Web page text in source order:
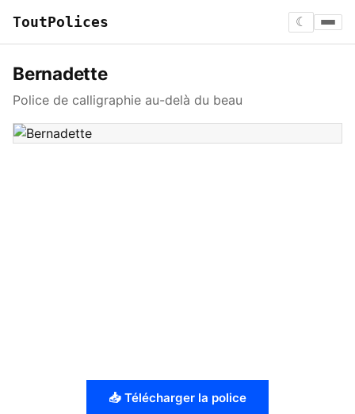
ToutPolices ☾
Bernadette
Police de calligraphie au-delà du beau
📥 Télécharger la police